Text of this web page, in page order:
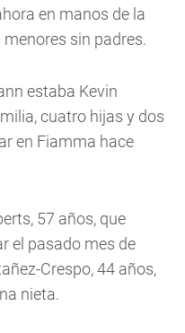
en manos de la
sin padres.
estaba Kevin
cuatro hijas y dos
en Fiamma hace
57 años, que
el pasado mes de
Crespo, 44 años,
nieta.